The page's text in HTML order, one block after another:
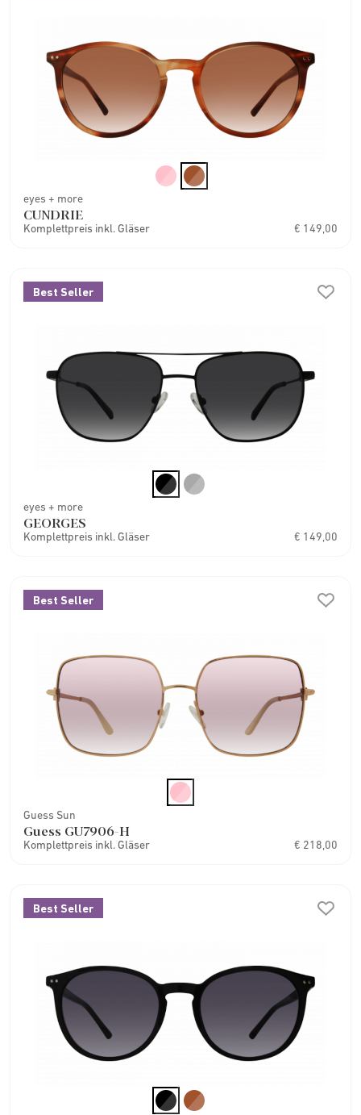
eyes + more
CUNDRIE
Komplettpreis inkl. Gläser € 149,00
Best Seller
eyes + more
GEORGES
Komplettpreis inkl. Gläser € 149,00
Best Seller
Guess Sun
Guess GU7906-H
Komplettpreis inkl. Gläser € 218,00
Best Seller